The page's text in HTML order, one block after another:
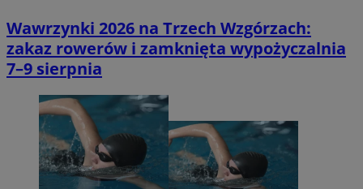
Wawrzynki 2026 na Trzech Wzgórzach:
zakaz rowerów i zamknięta wypożyczalnia
7–9 sierpnia